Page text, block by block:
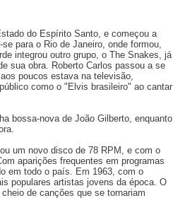
do Espírito Santo, e começou a
para o Rio de Janeiro, onde formou,
integrou outro grupo, o The Snakes, já
sua obra. Roberto Carlos passou a se
poucos estava na televisão,
como o "Elvis brasileiro" ao cantar
bossa-nova de João Gilberto, enquanto
um novo disco de 78 RPM, e com o
aparições frequentes em programas
em todo o país. Em 1963, com o
populares artistas jovens da época. O
de canções que se tornariam